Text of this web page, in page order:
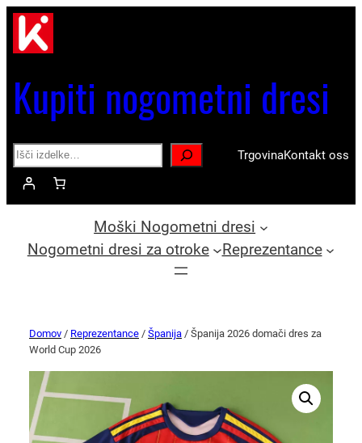
Kupiti nogometni dresi
Search TrgovinaKontakt oss
Moški Nogometni dresi
Nogometni dresi za otroke
Reprezentance
Domov / Reprezentance / Španija / Španija 2026 domači dres za
World Cup 2026